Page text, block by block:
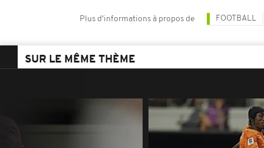
Plus d'informations à propos de FOOTBALL
SUR LE MÊME THÈME